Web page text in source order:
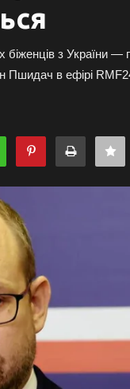
з України —
Пшидач в ефірі